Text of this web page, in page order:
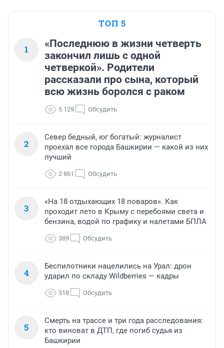
ТОП 5
1
«Последнюю в жизни четверть
закончил лишь с одной
четверкой». Родители
рассказали про сына, который
всю жизнь боролся с раком
5 129 Обсудить
2
Север бедный, юг богатый: журналист
проехал все города Башкирии — какой из них
лучший
2 861 Обсудить
3
«На 18 отдыхающих 18 поваров». Как
проходит лето в Крыму с перебоями света и
бензина, водой по графику и налетами БПЛА
389 Обсудить
4
Беспилотники нацелились на Урал: дрон
ударил по складу Wildberries — кадры
318 Обсудить
5
Смерть на трассе и три года расследования:
кто виноват в ДТП, где погиб судья из
Башкирии